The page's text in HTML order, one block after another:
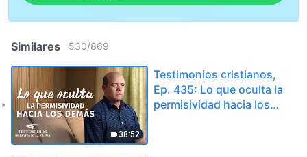
Similares 530/869
38:52
Testimonios cristianos,
Ep. 435: Lo que oculta la
permisividad hacia los